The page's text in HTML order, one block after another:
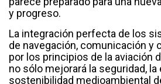
y progreso.
La integración perfecta de los
de navegación, comunicación y
por los principios de la aviación
no sólo mejorará la seguridad, la
sostenibilidad medioambiental